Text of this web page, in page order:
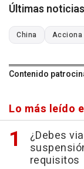
Últimas
China Acciona
Contenido
Lo más leído
¿Debes
requisitos